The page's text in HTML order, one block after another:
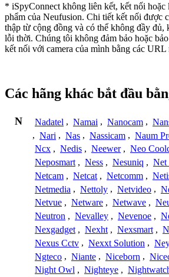
* iSpyConnect không liên kết, kết nối hoặc
phẩm của Neufusion. Chi tiết kết nối được
thập từ cộng đồng và có thể không đầy đủ,
lỗi thời. Chúng tôi không đảm bảo hoặc
kết nối với camera của mình bằng các URL
Các hãng khác bắt đầu
N Nadatel , Namai , Nanocam ,
, Nari , Nas , Nassicam , Naum
Ncx , Nedis , Neewer , Neo
Neposmart , Ness , Nesuniq , Net
Netcam , Netcat , Netcomm ,
Netmedia , Nettoly , Netvideo ,
Netvue , Netware , Netwave ,
Neutron , Nevalley , Nevenoe ,
Nexgadget , Nexht , Nexsmart ,
Nexus Cctv , Nexxt Solution ,
Ngteco , Niante , Niceborn ,
Night Owl , Nighteye ,